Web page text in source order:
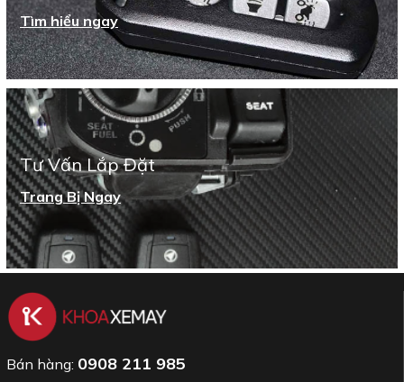
Tìm hiểu ngay
Tư Vấn Lắp Đặt
Trang Bị Ngay
Bán hàng: 0908 211 985